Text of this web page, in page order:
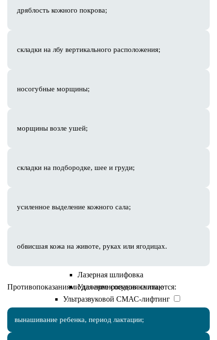
Novacutan
PRP-терапия
Нитевой лифтинг
Juvelook
Увеличение губ
Аппарат М22 Lumenis
Лазерная шлифовка
Удаление сосудов на лице
Ультразвуковой СМАС-лифтинг
Liftera
дряблость кожного покрова;
складки на лбу вертикального расположения;
носогубные морщины;
морщины возле ушей;
складки на подбородке, шее и груди;
усиленное выделение кожного сала;
обвисшая кожа на животе, руках или ягодицах.
Противопоказаниями для армирования считаются:
вынашивание ребенка, период лактации;